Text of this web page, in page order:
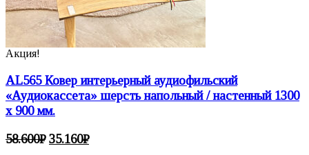
Акция!
AL565 Ковер интерьерный аудиофильский
«Аудиокассета» шерсть напольный / настенный 1300
х 900 мм.
58.600₽ 35.160₽